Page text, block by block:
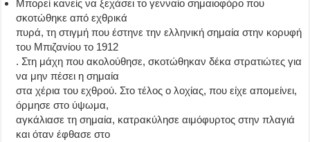
Μπορεί κανείς να ξεχάσει το γενναίο σημαιοφόρο που
σκοτώθηκε από εχθρικά
πυρά, τη στιγμή που έστηνε την ελληνική σημαία στην κορυφή
του Μπιζανίου το 1912
. Στη μάχη που ακολούθησε, σκοτώθηκαν δέκα στρατιώτες για
να μην πέσει η σημαία
στα χέρια του εχθρού. Στο τέλος ο λοχίας, που είχε απομείνει,
όρμησε στο ύψωμα,
αγκάλιασε τη σημαία, κατρακύλησε αιμόφυρτος στην πλαγιά
και όταν έφθασε στο